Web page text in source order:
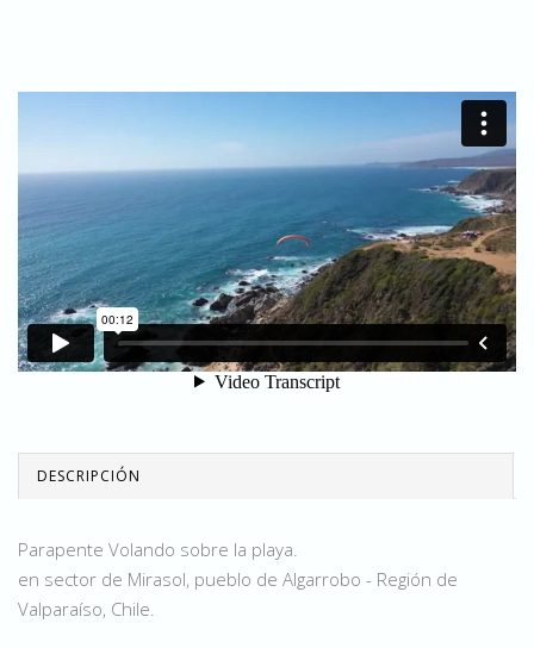
DESCRIPCIÓN
Parapente Volando sobre la playa.
en sector de Mirasol, pueblo de Algarrobo - Región de
Valparaíso, Chile.